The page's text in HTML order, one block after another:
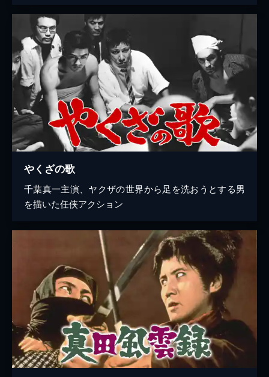
やくざの歌
千葉真一主演、ヤクザの世界から足を洗おうとする男
を描いた任侠アクション